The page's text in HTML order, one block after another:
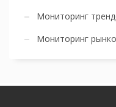
Мониторинг
Мониторинг